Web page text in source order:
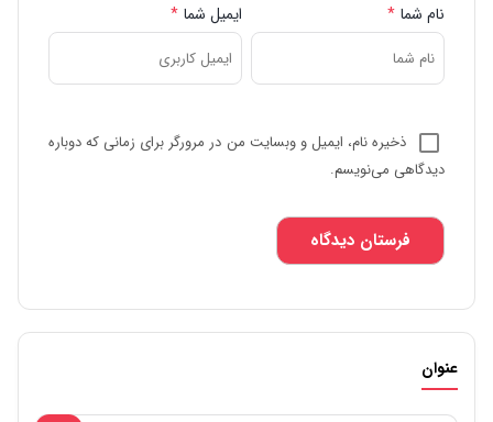
نام شما * ایمیل شما *
ذخیره نام، ایمیل و وبسایت من در مرورگر برای زمانی که دوباره
دیدگاهی می‌نویسم.
عنوان